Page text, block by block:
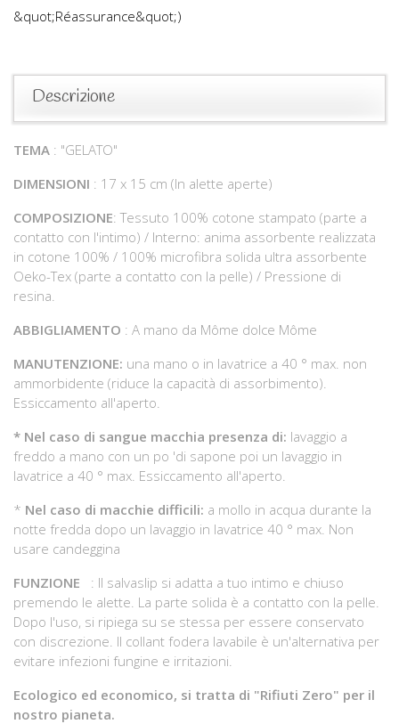
&quot;Réassurance&quot;)
Descrizione
TEMA : "GELATO"
DIMENSIONI : 17 x 15 cm (In alette aperte)
COMPOSIZIONE: Tessuto 100% cotone stampato (parte a
contatto con l'intimo) / Interno: anima assorbente realizzata
in cotone 100% / 100% microfibra solida ultra assorbente
Oeko-Tex (parte a contatto con la pelle) / Pressione di
resina.
ABBIGLIAMENTO : A mano da Môme dolce Môme
MANUTENZIONE: una mano o in lavatrice a 40 ° max. non
ammorbidente (riduce la capacità di assorbimento).
Essiccamento all'aperto.
* Nel caso di sangue macchia presenza di: lavaggio a
freddo a mano con un po 'di sapone poi un lavaggio in
lavatrice a 40 ° max. Essiccamento all'aperto.
* Nel caso di macchie difficili: a mollo in acqua durante la
notte fredda dopo un lavaggio in lavatrice 40 ° max. Non
usare candeggina
FUNZIONE : Il salvaslip si adatta a tuo intimo e chiuso
premendo le alette. La parte solida è a contatto con la pelle.
Dopo l'uso, si ripiega su se stessa per essere conservato
con discrezione. Il collant fodera lavabile è un'alternativa per
evitare infezioni fungine e irritazioni.
Ecologico ed economico, si tratta di "Rifiuti Zero" per il
nostro pianeta.